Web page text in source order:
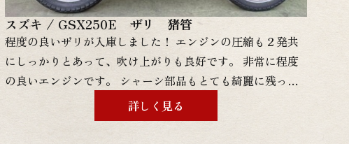
スズキ / GSX250E ザリ 猪管
程度の良いザリが入庫しました！ エンジンの圧縮も２発共
にしっかりとあって、吹け上がりも良好です。 非常に程度
の良いエンジンです。 シャーシ部品もとても綺麗に残って
います！ 外装はオリペンで残っていてとても綺麗な状態で
す！ ザリは現在価格が高騰中ですので、ご検討中の方は是
詳しく見る